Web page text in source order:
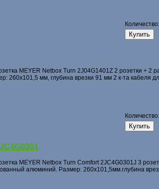
Количество:
MEYER Netbox Turn 2J04G1401Z 2 розетки + 2
260х101,5 мм, глубина врезки 91 мм 2 к-та кабеля
Количество:
MEYER Netbox Turn Comfort 2JC4G0301J 3
алюминий. Размер: 260х101,5мм.глубина